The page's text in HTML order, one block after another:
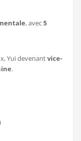
, avec5
Yui devenantvice-
.